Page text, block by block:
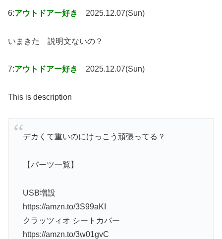
6:アウトドアー好き 2025.12.07(Sun)
いまきた 説明文ないの？
7:アウトドアー好き 2025.12.07(Sun)
This is description
デカくて重いのにけっこう頑張ってる？
【パーツ一覧】
USB増設
https://amzn.to/3S99aKI
クラッツィオ シートカバー
https://amzn.to/3w01gvC